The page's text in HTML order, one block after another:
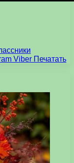
Viber Печатать